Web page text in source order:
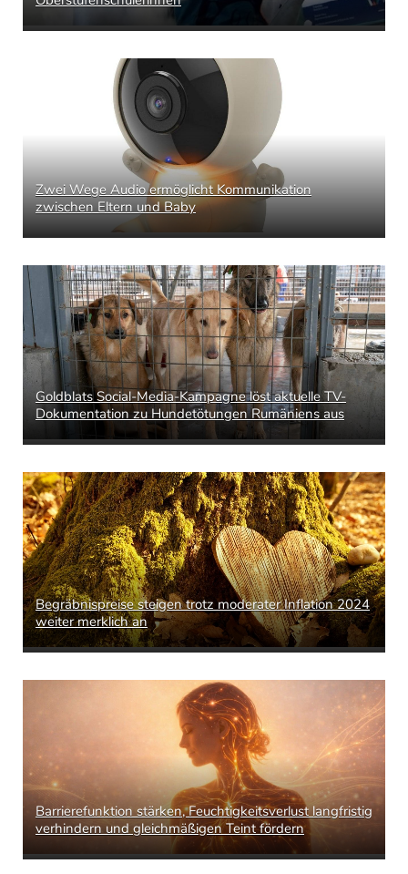
Zwei Wege Audio ermöglicht Kommunikation
zwischen Eltern und Baby
Goldblats Social-Media-Kampagne löst aktuelle TV-
Dokumentation zu Hundetötungen Rumäniens aus
Begräbnispreise steigen trotz moderater Inflation 2024
weiter merklich an
Barrierefunktion stärken, Feuchtigkeitsverlust langfristig
verhindern und gleichmäßigen Teint fördern